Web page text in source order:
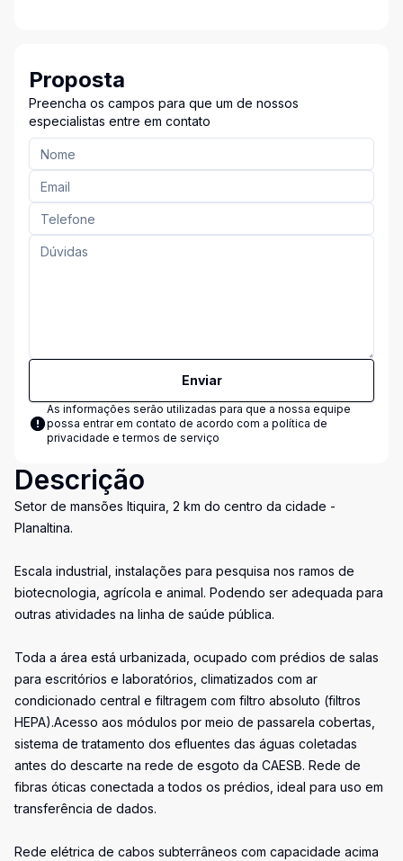
Proposta
Preencha os campos para que um de nossos
especialistas entre em contato
Enviar
As informações serão utilizadas para que a nossa equipe
possa entrar em contato de acordo com a política de
privacidade e termos de serviço
Descrição
Setor de mansões Itiquira, 2 km do centro da cidade -
Planaltina.
Escala industrial, instalações para pesquisa nos ramos de
biotecnologia, agrícola e animal. Podendo ser adequada para
outras atividades na linha de saúde pública.
Toda a área está urbanizada, ocupado com prédios de salas
para escritórios e laboratórios, climatizados com ar
condicionado central e filtragem com filtro absoluto (filtros
HEPA).Acesso aos módulos por meio de passarela cobertas,
sistema de tratamento dos efluentes das águas coletadas
antes do descarte na rede de esgoto da CAESB. Rede de
fibras óticas conectada a todos os prédios, ideal para uso em
transferência de dados.
Rede elétrica de cabos subterrâneos com capacidade acima